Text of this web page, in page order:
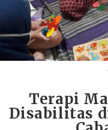
Terapi
Disabilitas